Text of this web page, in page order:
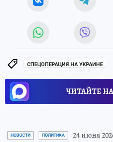
СПЕЦОПЕРАЦИЯ НА УКРАИНЕ
ЧИТАЙТЕ
НОВОСТИ ПОЛИТИКА 24 июня